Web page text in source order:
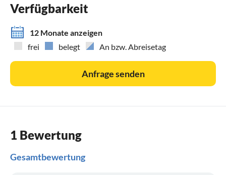
Verfügbarkeit
12 Monate anzeigen
frei
belegt An bzw. Abreisetag
Anfrage senden
1 Bewertung
Gesamtbewertung